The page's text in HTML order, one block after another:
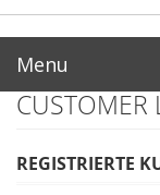
Menu
CUSTOMER
REGISTRIERTE